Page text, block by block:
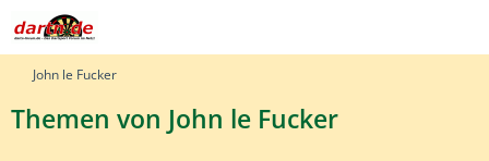
John le Fucker
Themen von John le Fucker